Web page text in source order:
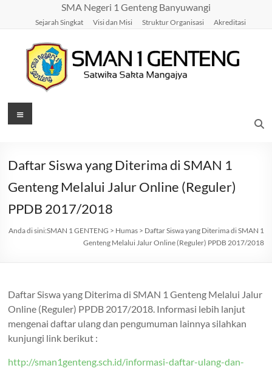
SMA Negeri 1 Genteng Banyuwangi
Sejarah Singkat Visi dan Misi Struktur Organisasi Akreditasi
SMAN
GENTENG
Sakta
Mangajya
Menu
Daftar Siswa yang Diterima di SMAN 1
Genteng Melalui Jalur Online (Reguler)
PPDB 2017/2018
Anda di sini:SMAN 1 GENTENG > Humas> Daftar Siswa yang Diterima di SMAN 1
Genteng Melalui Jalur Online (Reguler) PPDB 2017/2018
Daftar Siswa yang Diterima di SMAN 1 Genteng Melalui Jalur
Online (Reguler) PPDB 2017/2018. Informasi lebih lanjut
mengenai daftar ulang dan pengumuman lainnya silahkan
kunjungi link berikut :
http://sman1genteng.sch.id/informasi-daftar-ulang-dan-